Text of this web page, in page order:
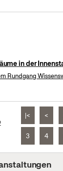
in der
Rundgang
|< <
3 4